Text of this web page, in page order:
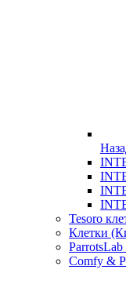
Tesoro
Клетки
Comfy &